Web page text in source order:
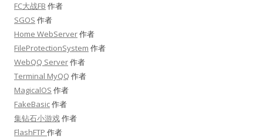
FC大战FB 作者
SGOS 作者
Home WebServer作者
FileProtectionSystem 作者
WebQQ Server作者
Terminal MyQQ 作者
MagicalOS 作者
FakeBasic作者
集钻石小游戏作者
FlashFTP 作者